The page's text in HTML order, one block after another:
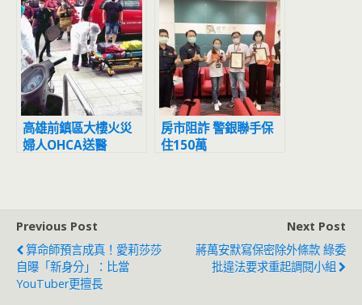
高雄前鎮區大樓火災
婦人OHCA送醫
房市阻詐 警銀聯手保
住150萬
Previous Post
算命師預言成真！愛莉莎莎
自曝「新身分」：比當
YouTuber更擅長
Next Post
蔣萬安默寫保密除外條款 綠委
批違法要求重起調閱小組